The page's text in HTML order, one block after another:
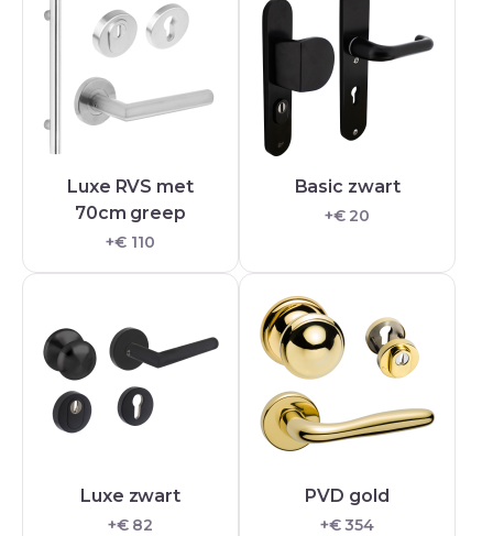
Luxe RVS met
70cm greep
+€ 110
Basic zwart
+€ 20
Luxe zwart
+€ 82
PVD gold
+€ 354